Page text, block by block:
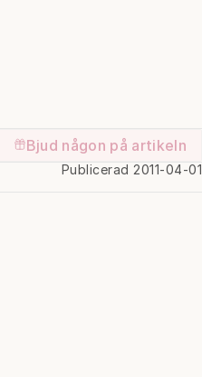
Bjud någon på artikeln
Publicerad 2011-04-01